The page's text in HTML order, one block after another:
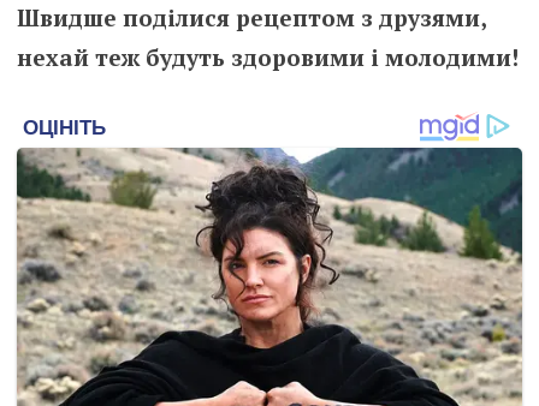
Швидше поділися рецептом з друзями,
нехай теж будуть здоровими і молодими!